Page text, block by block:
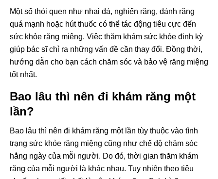
Một số thói quen như nhai đá, nghiến răng, đánh răng
quá mạnh hoặc hút thuốc có thể tác động tiêu cực đến
sức khỏe răng miệng. Việc thăm khám sức khỏe định kỳ
giúp bác sĩ chỉ ra những vấn đề cần thay đổi. Đồng thời,
hướng dẫn cho bạn cách chăm sóc và bảo vệ răng miệng
tốt nhất.
Bao lâu thì nên đi khám răng một
lần?
Bao lâu thì nên đi khám răng một lần tùy thuộc vào tình
trạng sức khỏe răng miệng cũng như chế độ chăm sóc
hằng ngày của mỗi người. Do đó, thời gian thăm khám
răng của mỗi người là khác nhau. Tuy nhiên theo tiêu